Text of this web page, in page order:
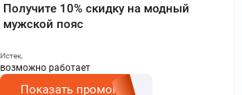
Получите 10% скидку на модный
мужской пояс
Истек,
возможно работает
Показать промокод